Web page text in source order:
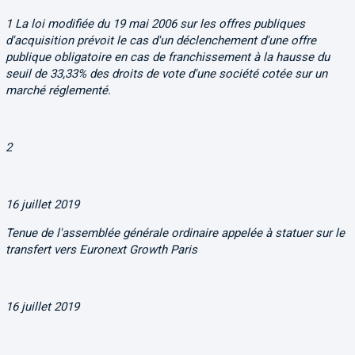
1 La loi modifiée du 19 mai 2006 sur les offres publiques
d'acquisition prévoit le cas d'un déclenchement d'une offre
publique obligatoire en cas de franchissement à la hausse du
seuil de 33,33% des droits de vote d'une société cotée sur un
marché réglementé.
2
16 juillet 2019
Tenue de l'assemblée générale ordinaire appelée à statuer sur le
transfert vers Euronext Growth Paris
16 juillet 2019